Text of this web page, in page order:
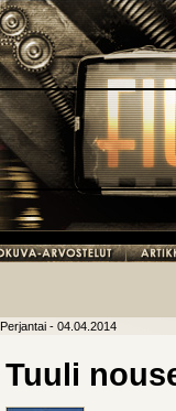
Perjantai - 04.04.2014
Tuuli